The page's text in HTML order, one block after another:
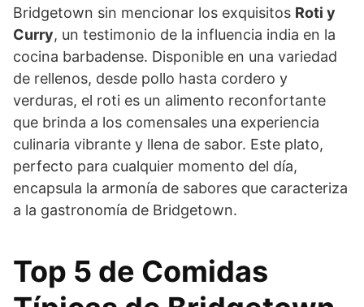
Bridgetown sin mencionar los exquisitos Roti y
Curry, un testimonio de la influencia india en la
cocina barbadense. Disponible en una variedad
de rellenos, desde pollo hasta cordero y
verduras, el roti es un alimento reconfortante
que brinda a los comensales una experiencia
culinaria vibrante y llena de sabor. Este plato,
perfecto para cualquier momento del día,
encapsula la armonía de sabores que caracteriza
a la gastronomía de Bridgetown.
Top 5 de Comidas